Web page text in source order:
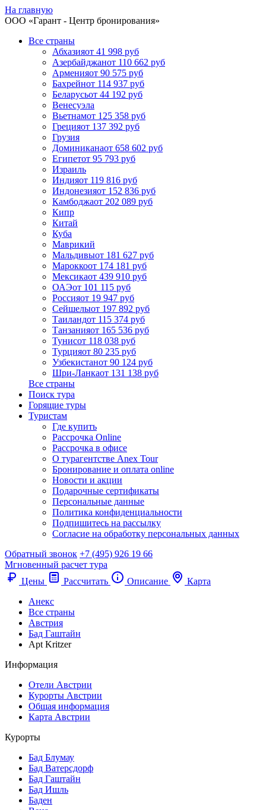
На главную
ООО «Гарант - Центр бронирования»
Все страны
Абхазияот 41 998 руб
Азербайджанот 110 662 руб
Арменияот 90 575 руб
Бахрейнот 114 937 руб
Беларусьот 44 192 руб
Венесуэла
Вьетнамот 125 358 руб
Грецияот 137 392 руб
Грузия
Доминиканаот 658 602 руб
Египетот 95 793 руб
Израиль
Индияот 119 816 руб
Индонезияот 152 836 руб
Камбоджаот 202 089 руб
Кипр
Китай
Куба
Маврикий
Мальдивыот 181 627 руб
Мароккоот 174 181 руб
Мексикаот 439 910 руб
ОАЭот 101 115 руб
Россияот 19 947 руб
Сейшелыот 197 892 руб
Таиландот 115 374 руб
Танзанияот 165 536 руб
Тунисот 118 038 руб
Турцияот 80 235 руб
Узбекистанот 90 124 руб
Шри-Ланкаот 131 138 руб
Все страны
Поиск тура
Горящие туры
Туристам
Где купить
Рассрочка Online
Рассрочка в офисе
О турагентстве Anex Tour
Бронирование и оплата online
Новости и акции
Подарочные сертификаты
Персональные данные
Политика конфиденциальности
Подпишитесь на рассылку
Согласие на обработку персональных данных
Обратный звонок +7 (495) 926 19 66
Мгновенный расчет тура
Цены
Рассчитать Описание
Карта
Анекс
Все страны
Австрия
Бад Гаштайн
Apt Kritzer
Информация
Отели Австрии
Курорты Австрии
Общая информация
Карта Австрии
Курорты
Бад Блумау
Бад Ватерсдорф
Бад Гаштайн
Бад Ишль
Баден